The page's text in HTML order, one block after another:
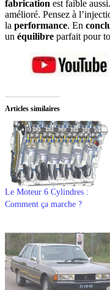
fabrication est faible
amélioré. Pensez à
la performance. En
un équilibre parfait pour
Articles similaires
Le Moteur 6 Cylindres :
Comment ça marche ?